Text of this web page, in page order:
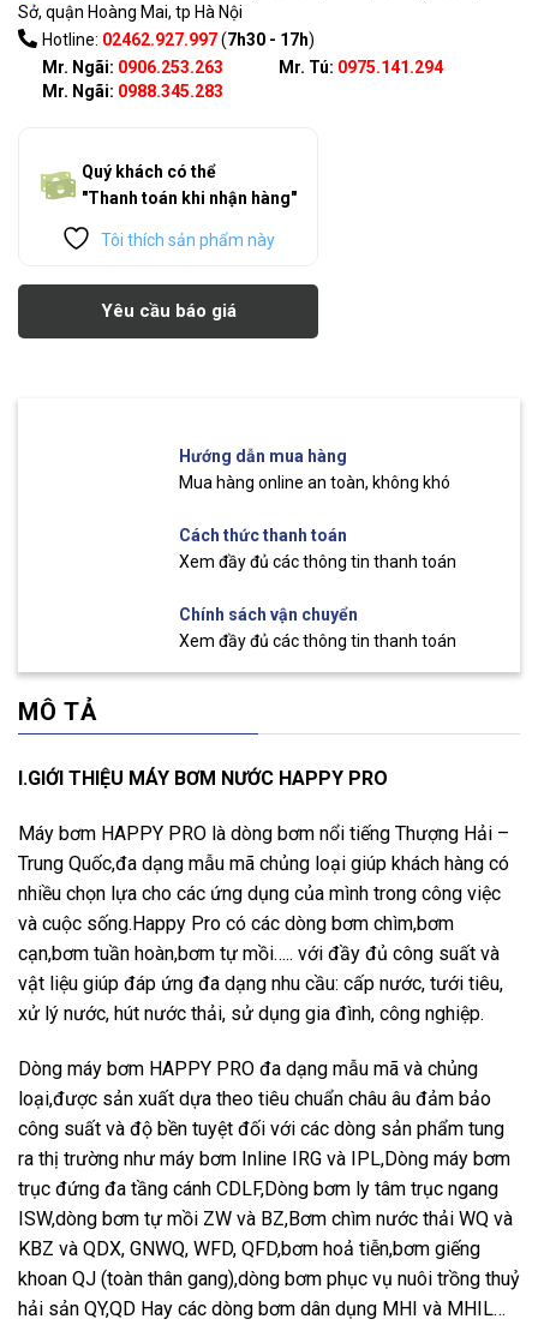
Sở, quận Hoàng Mai, tp Hà Nội
Hotline: 02462.927.997(7h30 - 17h)
Mr. Ngãi: 0906.253.263
Mr. Ngãi: 0988.345.283
Mr. Tú: 0975.141.294
Quý khách có thể
"Thanh toán khi nhận hàng"
Tôi thích sản phẩm này
Yêu cầu báo giá
Hướng dẫn mua hàng
Mua hàng online an toàn, không khó
Cách thức thanh toán
Xem đầy đủ các thông tin thanh toán
Chính sách vận chuyển
Xem đầy đủ các thông tin thanh toán
MÔ TẢ
I.GIỚI THIỆU MÁY BƠM NƯỚC HAPPY PRO
Máy bơm HAPPY PRO là dòng bơm nổi tiếng Thượng Hải –
Trung Quốc,đa dạng mẫu mã chủng loại giúp khách hàng có
nhiều chọn lựa cho các ứng dụng của mình trong công việc
và cuộc sống.Happy Pro có các dòng bơm chìm,bơm
cạn,bơm tuần hoàn,bơm tự mồi….. với đầy đủ công suất và
vật liệu giúp đáp ứng đa dạng nhu cầu: cấp nước, tưới tiêu,
xử lý nước, hút nước thải, sử dụng gia đình, công nghiệp.
Dòng máy bơm HAPPY PRO đa dạng mẫu mã và chủng
loại,được sản xuất dựa theo tiêu chuẩn châu âu đảm bảo
công suất và độ bền tuyệt đối với các dòng sản phẩm tung
ra thị trường như máy bơm Inline IRG và IPL,Dòng máy bơm
trục đứng đa tầng cánh CDLF,Dòng bơm ly tâm trục ngang
ISW,dòng bơm tự mồi ZW và BZ,Bơm chìm nước thải WQ và
KBZ và QDX, GNWQ, WFD, QFD,bơm hoả tiễn,bơm giếng
khoan QJ (toàn thân gang),dòng bơm phục vụ nuôi trồng thuỷ
hải sản QY,QD Hay các dòng bơm dân dụng MHI và MHIL…